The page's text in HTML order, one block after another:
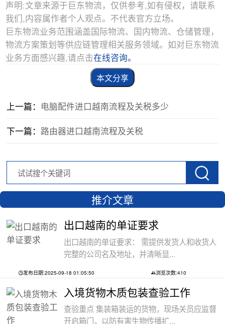
声明:文章来源于巨东物流，仅供参考,如有侵权，请联系
我们,内容属作者个人观点。不代表官方立场。
巨东物流业务范围涵盖国际物流、国内物流、仓储管理，
物流方案策划等供应链管理相关服务领域。如对巨东物流
业务方面感兴趣,请点击在线咨询。
本文分享
上一篇： 电脑配件进口越南流程及关税多少
下一篇： 路由器进口越南流程及关税
推介文章
出口越南的单证要求
出口越南的单证要求： 需提供发货人和收货人
完整的公司名及地址，并清晰显...
发布日期:2025-09-18 01:05:50 浏览次数:410
入境货物木质包装查验工作
查验重点 集装箱装运的货物，现场关员应监督
开启箱门，以防有害生物传播扩...